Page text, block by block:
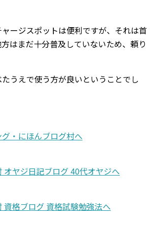
ージスポットは便利ですが、それは首
はまだ十分普及していないため、頼り
うえで使う方が良いということでし